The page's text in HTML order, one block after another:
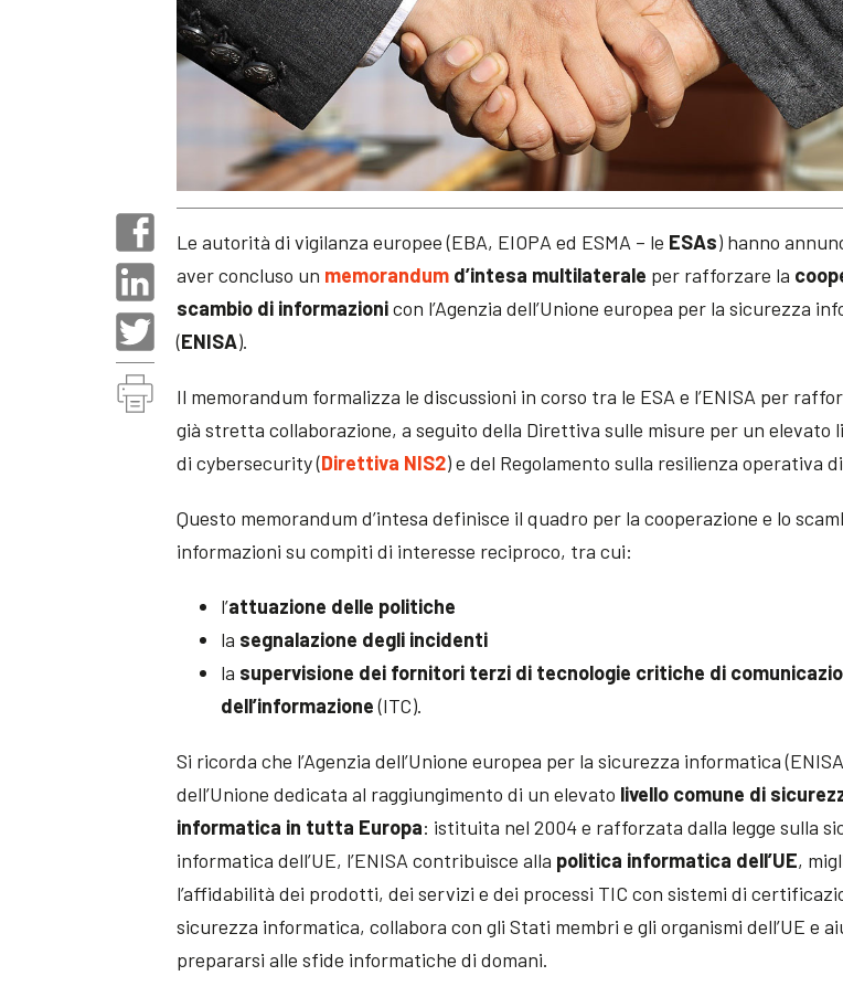
Le autorità di vigilanza europee (EBA, EIOPA ed ESMA – le ESAs) hanno
aver concluso un memorandum d’intesa multilaterale per rafforzare la
scambio di informazionicon l’Agenzia dell’Unione europea per la sicurezza
(ENISA).
Il memorandum formalizza le discussioni in corso tra le ESA e l’ENISA per
già stretta collaborazione, a seguito della Direttiva sulle misure per un elevato
di cybersecurity (Direttiva NIS2) e del Regolamento sulla resilienza operativa
Questo memorandum d’intesa definisce il quadro per la cooperazione e lo
informazioni su compiti di interesse reciproco, tra cui:
l’attuazione delle politiche
la segnalazione degli incidenti
la supervisione dei fornitori terzi di tecnologie critiche di
dell’informazione(ITC).
Si ricorda che l’Agenzia dell’Unione europea per la sicurezza informatica
dell’Unione dedicata al raggiungimento di un elevato livello comune di
informatica in tutta Europa: istituita nel 2004 e rafforzata dalla legge sulla
informatica dell’UE, l’ENISA contribuisce alla politica informatica dell’UE,
l’affidabilità dei prodotti, dei servizi e dei processi TIC con sistemi di
sicurezza informatica, collabora con gli Stati membri e gli organismi dell’UE e
prepararsi alle sfide informatiche di domani.